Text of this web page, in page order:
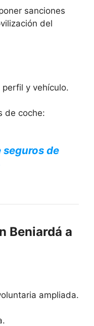
sanciones
del
y vehículo.
de coche:
seguros de
Beniardá a
ampliada.